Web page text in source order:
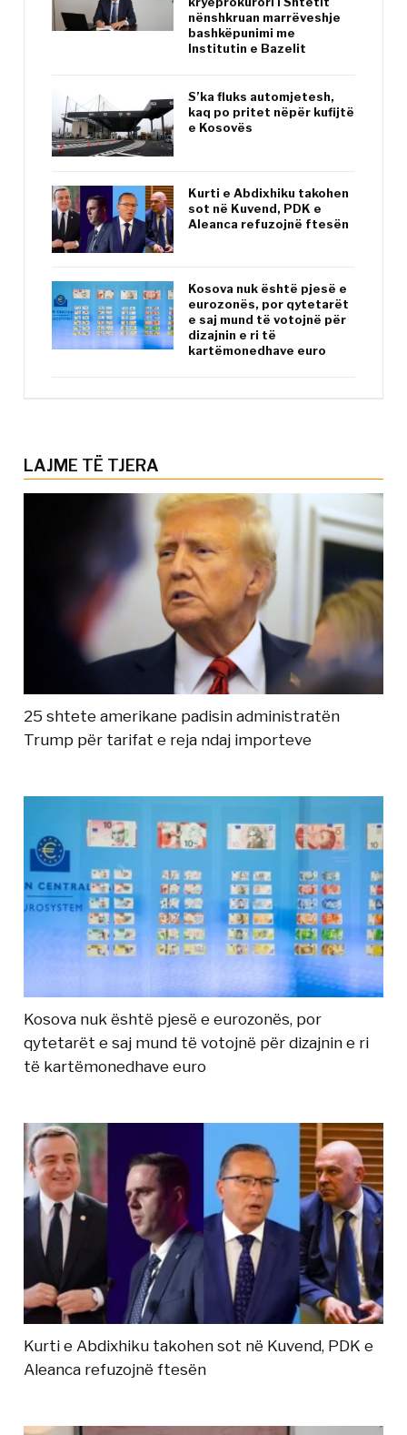
nënshkruan marrëveshje
bashkëpunimi me
Institutin e Bazelit
S’ka fluks automjetesh,
kaq po pritet nëpër kufijtë
e Kosovës
Kurti e Abdixhiku takohen
sot në Kuvend, PDK e
Aleanca refuzojnë ftesën
Kosova nuk është pjesë e
eurozonës, por qytetarët
e saj mund të votojnë për
dizajnin e ri të
kartëmonedhave euro
LAJME TË TJERA
25 shtete amerikane padisin administratën
Trump për tarifat e reja ndaj importeve
Kosova nuk është pjesë e eurozonës, por
qytetarët e saj mund të votojnë për dizajnin e ri
të kartëmonedhave euro
Kurti e Abdixhiku takohen sot në Kuvend, PDK e
Aleanca refuzojnë ftesën